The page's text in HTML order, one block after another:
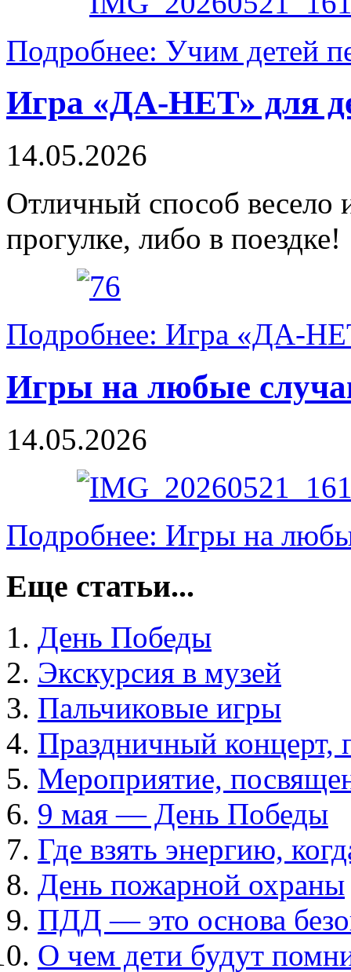
Подробнее: Учим детей
Игра «ДА-НЕТ» для
14.05.2026
Отличный способ весело
прогулке, либо в поездке!
Подробнее: Игра «ДА-
Игры на любые
14.05.2026
Подробнее: Игры на
Еще статьи...
День Победы
Экскурсия в музей
Пальчиковые игры
Праздничный
Мероприятие,
9 мая — День Победы
Где взять энергию,
День пожарной охраны
ПДД — это основа
О чем дети будут